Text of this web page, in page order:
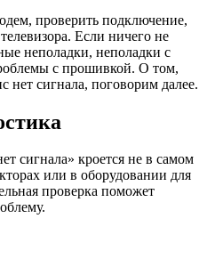
проверить подключение,
Если ничего не
неполадки, неполадки с
с прошивкой. О том,
нет сигнала, поговорим далее.
сигнала» кроется не в самом
или в оборудовании для
проверка поможет